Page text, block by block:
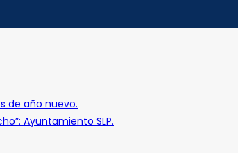
de año nuevo.
Ayuntamiento SLP.